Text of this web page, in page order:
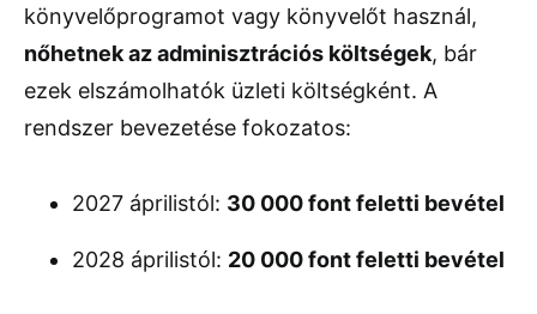
könyvelőprogramot vagy könyvelőt használ,
nőhetnek az adminisztrációs költségek, bár
ezek elszámolhatók üzleti költségként. A
rendszer bevezetése fokozatos:
2027 áprilistól: 30 000 font feletti bevétel
2028 áprilistól: 20 000 font feletti bevétel